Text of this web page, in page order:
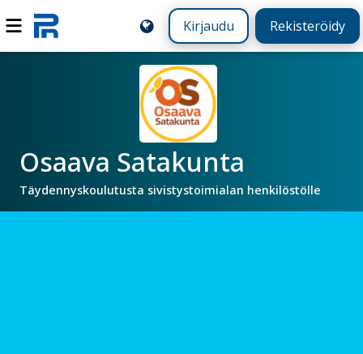
Kirjaudu Rekisteröidy
Osaava Satakunta
Täydennyskoulutusta sivistystoimialan henkilöstölle